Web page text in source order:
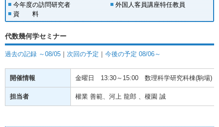
今年度の訪問研究者
外国人客員講座特任教員
資 料
代数幾何学セミナー
過去の記録 ～08/05 ｜ 次回の予定 ｜ 今後の予定 08/06～
開催情報 金曜日 13:30～15:00 数理科学研究科棟(駒場)
担当者 權業 善範、河上 龍郎 、榎園 誠